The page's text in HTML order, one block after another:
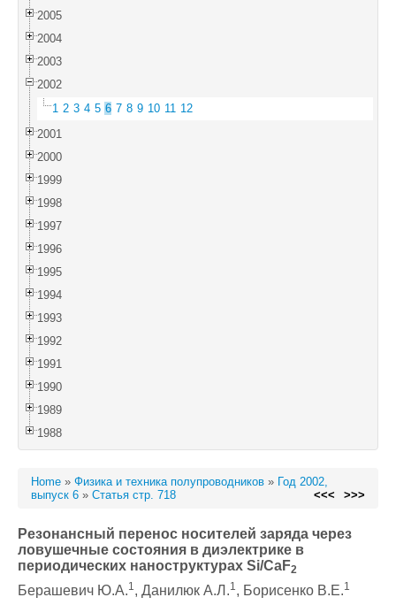
2005
2004
2003
2002
1 2 3 4 5 6 7 8 9 10 11 12
2001
2000
1999
1998
1997
1996
1995
1994
1993
1992
1991
1990
1989
1988
Home » Физика и техника полупроводников » Год 2002,
выпуск 6 » Статья стр. 718 <<< >>>
Резонансный перенос носителей заряда через
ловушечные состояния в диэлектрике в
периодических наноструктурах Si/CaF2
Берашевич Ю.А.1, Данилюк А.Л.1, Борисенко В.Е.1